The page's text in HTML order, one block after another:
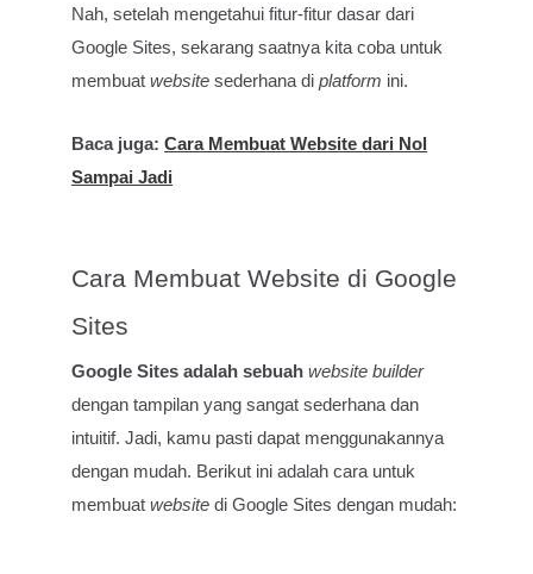
Nah, setelah mengetahui fitur-fitur dasar dari
Google Sites, sekarang saatnya kita coba untuk
membuatwebsite sederhana diplatform ini.
Baca juga:Cara Membuat Website dari Nol
Sampai Jadi
Cara Membuat Website di Google
Sites
Google Sites adalah sebuahwebsite builder
dengan tampilan yang sangat sederhana dan
intuitif. Jadi, kamu pasti dapat menggunakannya
dengan mudah. Berikut ini adalah cara untuk
membuatwebsite di Google Sites dengan mudah: